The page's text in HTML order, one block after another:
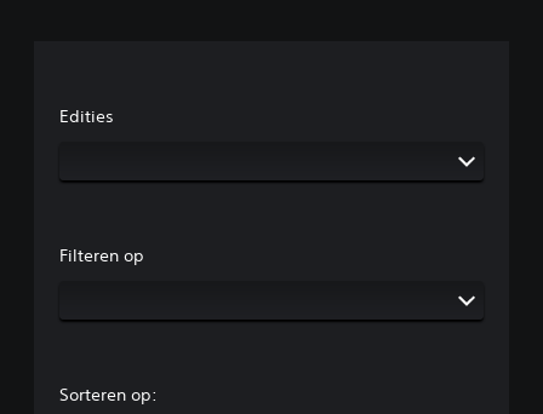
Edities
Filteren op
Sorteren op: